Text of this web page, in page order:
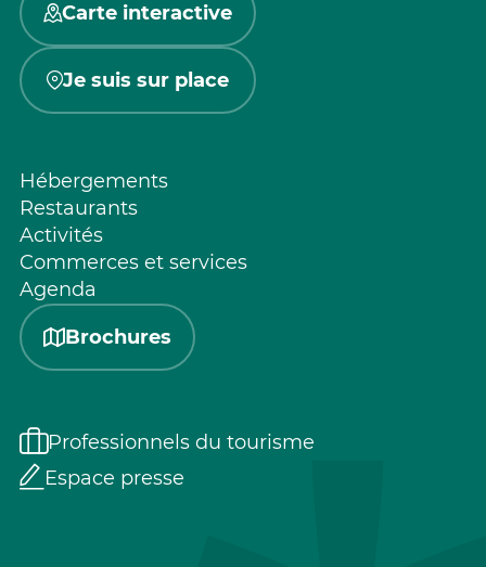
Carte interactive
Je suis sur place
Hébergements
Restaurants
Activités
Commerces et services
Agenda
Brochures
Professionnels du tourisme
Espace presse